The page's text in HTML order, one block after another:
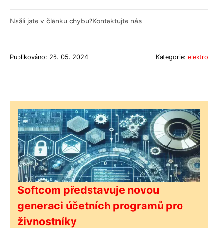
Našli jste v článku chybu?Kontaktujte nás
Publikováno: 26. 05. 2024 Kategorie: elektro
Softcom představuje novou
generaci účetních programů pro
živnostníky